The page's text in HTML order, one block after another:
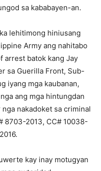
sa kababayen-an.
lehitimong hiniusang
Army ang nahitabo
arrest batok kang Jay
sa Guerilla Front, Sub-
iyang mga kaubanan,
ang mga hintungdan
nakadoket sa criminal
8703-2013, CC# 10038-
kay inay motugyan